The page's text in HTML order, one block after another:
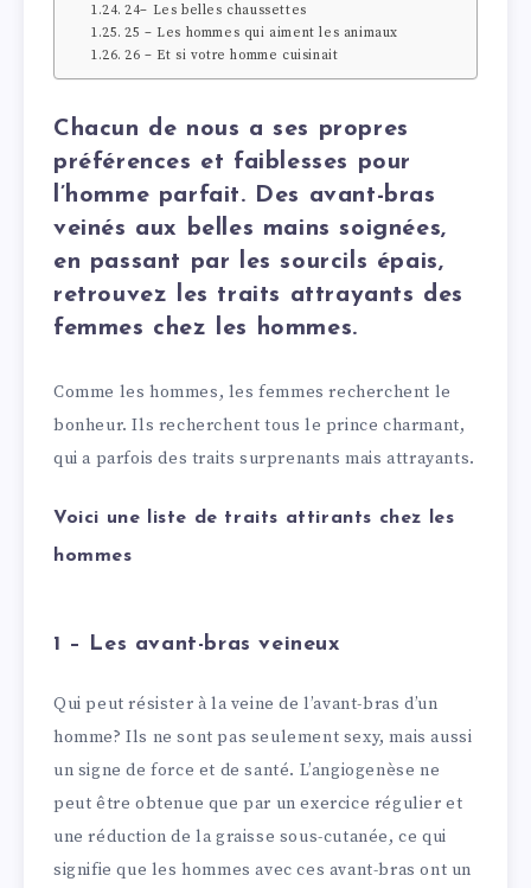
24– Les belles chaussettes
25 – Les hommes qui aiment les animaux
26 – Et si votre homme cuisinait
Chacun de nous a ses propres
préférences et faiblesses pour
l’homme parfait. Des avant-bras
veinés aux belles mains soignées,
en passant par les sourcils épais,
retrouvez les traits attrayants des
femmes chez les hommes.
Comme les hommes, les femmes recherchent le
bonheur. Ils recherchent tous le prince charmant,
qui a parfois des traits surprenants mais attrayants.
Voici une liste de traits attirants chez les
hommes
1 – Les avant-bras veineux
Qui peut résister à la veine de l’avant-bras d’un
homme? Ils ne sont pas seulement sexy, mais aussi
un signe de force et de santé. L’angiogenèse ne
peut être obtenue que par un exercice régulier et
une réduction de la graisse sous-cutanée, ce qui
signifie que les hommes avec ces avant-bras ont un